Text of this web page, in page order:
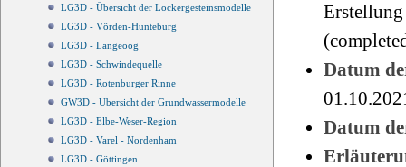
LG3D - Übersicht der Lockergesteinsmodelle
LG3D - Vörden-Hunteburg
LG3D - Langeoog
LG3D - Schwindequelle
LG3D - Rotenburger Rinne
GW3D - Übersicht der Grundwassermodelle
LG3D - Elbe-Weser-Region
LG3D - Varel - Nordenham
LG3D - Göttingen
Erstellung
Datum
Datum